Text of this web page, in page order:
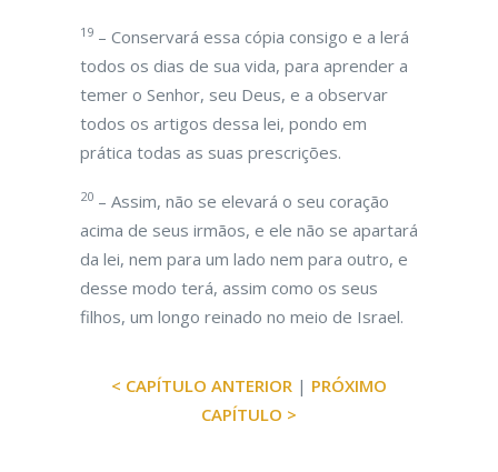
19 – Conservará essa cópia consigo e a lerá
todos os dias de sua vida, para aprender a
temer o Senhor, seu Deus, e a observar
todos os artigos dessa lei, pondo em
prática todas as suas prescrições.
20 – Assim, não se elevará o seu coração
acima de seus irmãos, e ele não se apartará
da lei, nem para um lado nem para outro, e
desse modo terá, assim como os seus
filhos, um longo reinado no meio de Israel.
< CAPÍTULO ANTERIOR | PRÓXIMO
CAPÍTULO >